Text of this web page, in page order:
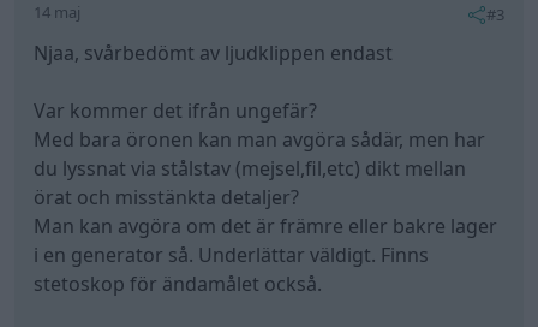
14 maj #3
Njaa, svårbedömt av ljudklippen endast
Var kommer det ifrån ungefär?
Med bara öronen kan man avgöra sådär, men har
du lyssnat via stålstav (mejsel,fil,etc) dikt mellan
örat och misstänkta detaljer?
Man kan avgöra om det är främre eller bakre lager
i en generator så. Underlättar väldigt. Finns
stetoskop för ändamålet också.